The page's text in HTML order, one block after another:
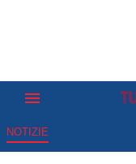
NOTIZIE